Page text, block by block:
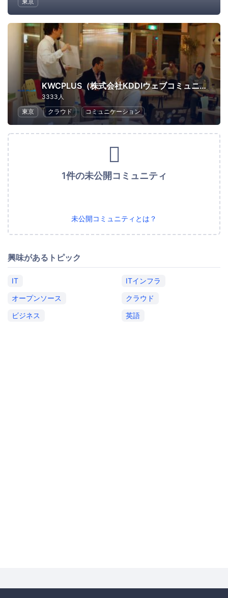
KWCPLUS（株式会社KDDIウェブコミュニケーションズ）
3333人
東京
クラウド コミュニケーション
1件の未公開コミュニティ
未公開コミュニティとは？
興味があるトピック
IT
ITインフラ
オープンソース
クラウド
ビジネス
英語